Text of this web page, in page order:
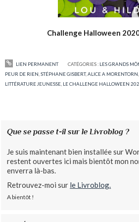
Challenge Halloween
LIEN PERMANENT CATÉGORIES : LES GRANDS
PEUR DE RIEN ,STÉPHANE GISBERT,ALICE A MORENTORN
LITTÉRATURE JEUNESSE LE CHALLENGE HALLOWEEN
Que se passe t-il sur le Livroblog ?
Je suis maintenant bien installée sur
restent ouvertes ici mais bientôt mon
enverra là-bas.
Retrouvez-moi sur le Livroblog.
A bientôt !